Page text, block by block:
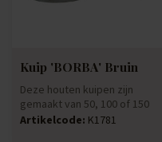
Kuip 'BORBA' Bruin
Deze houten kuipen zijn
gemaakt van 50, 100 of 150
liter houten vaten. Welke
Artikelcode: K1781